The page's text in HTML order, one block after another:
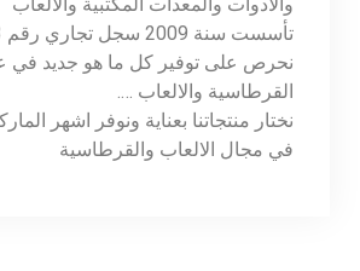
تأسست سنة 2009 سجل تجاري رقم 13243
نحرص على توفير كل ما هو جديد في
القرطاسية والالعاب ….
نختار منتجاتنا بعناية ونوفر اشهر
في مجال الالعاب والقرطاسية